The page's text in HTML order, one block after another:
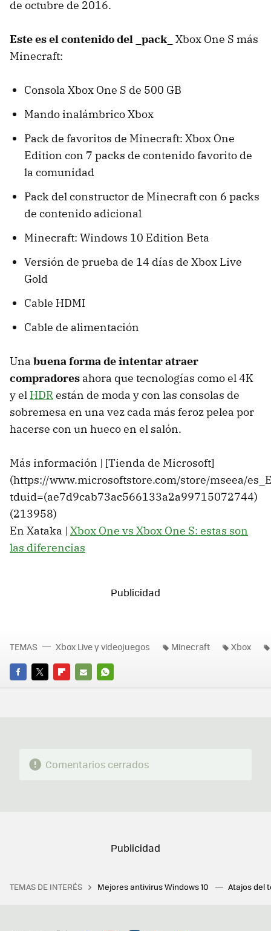
de octubre de 2016.
Este es el contenido del _pack_ Xbox One S más
Minecraft:
Consola Xbox One S de 500 GB
Mando inalámbrico Xbox
Pack de favoritos de Minecraft: Xbox One
Edition con 7 packs de contenido favorito de
la comunidad
Pack del constructor de Minecraft con 6 packs
de contenido adicional
Minecraft: Windows 10 Edition Beta
Versión de prueba de 14 días de Xbox Live
Gold
Cable HDMI
Cable de alimentación
Una buena forma de intentar atraer
compradores ahora que tecnologías como el 4K
y el HDRestán de moda y con las consolas de
sobremesa en una vez cada más feroz pelea por
hacerse con un hueco en el salón.
Más información | [Tienda de Microsoft]
(https://www.microsoftstore.com/store/mseea/
tduid=(ae7d9cab73ac566133a2a99715072744)
(213958)
En Xataka | Xbox One vs Xbox One S: estas son
las diferencias
FACEBOOK
TWITTERFLIPBOARD
E-
WHATSAPP
TEMAS Xbox Live y videojuegos Minecraft Xbox
Comentarios cerrados
TEMAS DE INTERÉS Mejores antivirus Windows 10 Atajos del